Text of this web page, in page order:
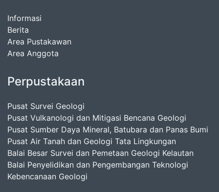
Informasi
Berita
Area Pustakawan
Area Anggota
Perpustakaan
Pusat Survei Geologi
Pusat Vulkanologi dan Mitigasi Bencana Geologi
Pusat Sumber Daya Mineral, Batubara dan Panas Bumi
Pusat Air Tanah dan Geologi Tata Lingkungan
Balai Besar Survei dan Pemetaan Geologi Kelautan
Balai Penyelidikan dan Pengembangan Teknologi
Kebencanaan Geologi